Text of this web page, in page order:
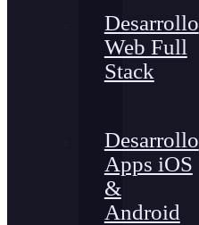
Desarrollo
Web Full
Stack
Desarrollo
Apps iOS
&
Android